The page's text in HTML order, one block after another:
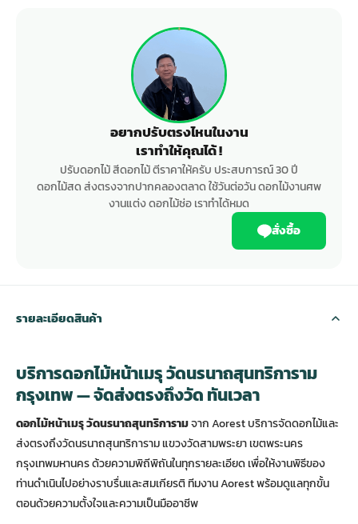
อยากปรับตรงไหนในงาน
เราทำให้คุณได้ !
ปรับดอกไม้ สีดอกไม้ ตีราคาให้ครับ ประสบการณ์ 30 ปี
ดอกไม้สด ส่งตรงจากปากคลองตลาด ใช้วันต่อวัน ดอกไม้งานศพ
งานแต่ง ดอกไม้ช่อ เราทำได้หมด
สั่งซื้อ
รายละเอียดสินค้า
บริการดอกไม้หน้าเมรุ วัดนรนาถสุนทริการาม
กรุงเทพ — จัดส่งตรงถึงวัด ทันเวลา
ดอกไม้หน้าเมรุ วัดนรนาถสุนทริการามจาก Aorest บริการจัดดอกไม้และ
ส่งตรงถึงวัดนรนาถสุนทริการาม แขวงวัดสามพระยา เขตพระนคร
กรุงเทพมหานคร ด้วยความพิถีพิถันในทุกรายละเอียด เพื่อให้งานพิธีของ
ท่านดำเนินไปอย่างราบรื่นและสมเกียรติ ทีมงาน Aorest พร้อมดูแลทุกขั้น
ตอนด้วยความตั้งใจและความเป็นมืออาชีพ